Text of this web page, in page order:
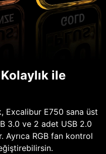
ile
Excalibur E750 sana üst
3.0 ve 2 adet USB 2.0
Ayrıca RGB fan kontrol